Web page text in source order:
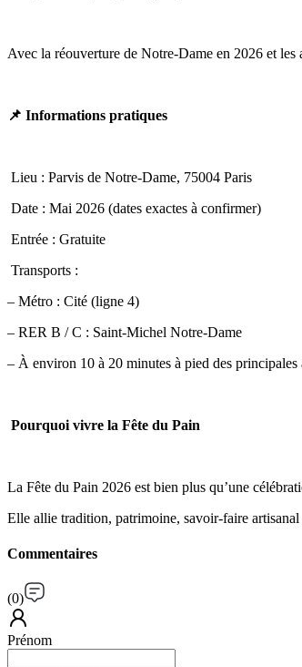
Avec la réouverture de Notre-Dame en 2026 et
📌 Informations pratiques
Lieu : Parvis de Notre-Dame, 75004 Paris
Date : Mai 2026 (dates exactes à confirmer)
Entrée : Gratuite
Transports :
– Métro : Cité (ligne 4)
– RER B / C : Saint-Michel Notre-Dame
– À environ 10 à 20 minutes à pied des principales
Pourquoi vivre la Fête du Pain
La Fête du Pain 2026 est bien plus qu’une
Elle allie tradition, patrimoine, savoir-faire
Commentaires
(0)
Prénom